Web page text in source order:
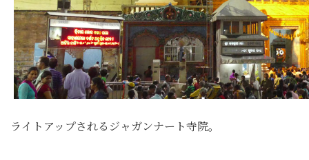
ライトアップされるジャガンナート寺院。